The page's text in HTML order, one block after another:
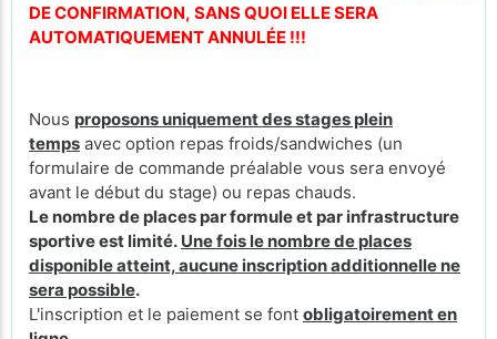
DE CONFIRMATION, SANS QUOI ELLE SERA
AUTOMATIQUEMENT ANNULÉE !!!
Nous proposons uniquement des stages plein
temps avec option repas froids/sandwiches (un
formulaire de commande préalable vous sera envoyé
avant le début du stage) ou repas chauds.
Le nombre de places par formule et par infrastructure
sportive est limité. Une fois le nombre de places
disponible atteint, aucune inscription additionnelle ne
sera possible.
L'inscription et le paiement se font obligatoirement en